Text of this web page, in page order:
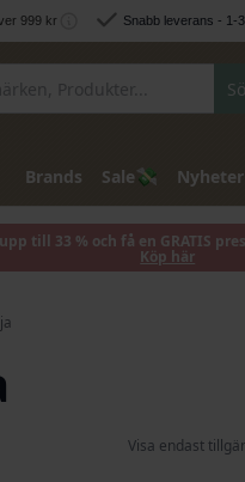
999 kr Snabb leverans - 1-
Brands Sale💸 Nyheter
till 33 % och få en GRATIS
Köp här
Visa endast